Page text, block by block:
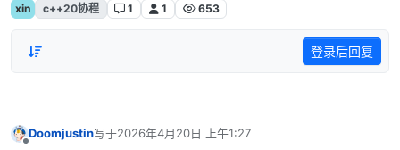
xin c++20协程 1 1 653
登录后回复
Doomjustin写于2026年4月20日 上午1:27
最后由 编辑